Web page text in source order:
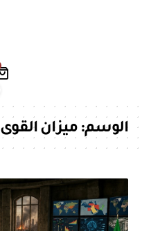
0
الوسم:ميزان